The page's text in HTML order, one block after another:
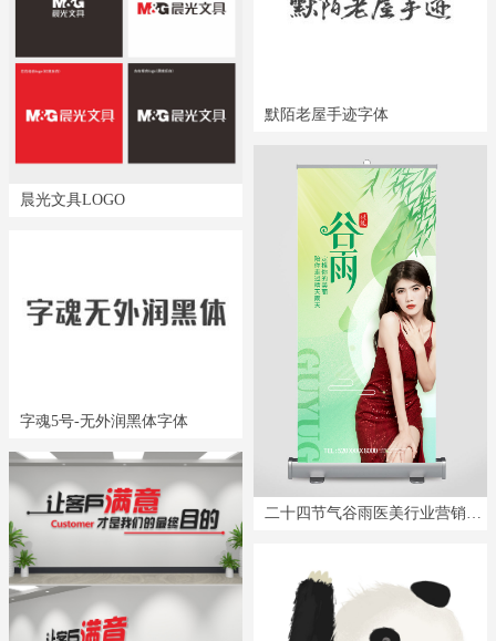
晨光文具LOGO
字魂5号-无外润黑体字体
默陌老屋手迹字体
二十四节气谷雨医美行业营销海报